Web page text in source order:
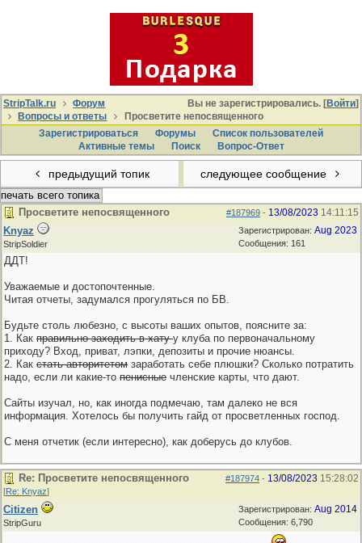
Вы не зарегистрировались. [Войти]
StripTalk.ru
Форум
Вопросы и ответы
Просветите непосвященного
Зарегистрироваться
Форумы
Список пользователей
Активные темы
Поиcк Вопрос-Ответ
предыдущий топик следующее сообщение
печать всего топика
#187969 - 13/08/2023 14:11:15
Просветите непосвященного
Зарегистрирован: Aug 2023
Сообщения: 161
Knyaz
StripSoldier
ДДТ!
Уважаемые и достопочтенные.
Читая отчеты, задумался прогуляться по БВ.
Будьте столь любезно, с высоты ваших опытов, поясните за:
1. Как правильно заходить в хатуу клуба по первоначальному
приходу? Вход, приват, лэпки, депозиты и прочие нюансы.
2. Как стать авторитетом заработать себе плюшки? Сколько потратить
надо, если ли какие-то пенисные членские карты, что дают.
Сайты изучал, но, как иногда подмечаю, там далеко не вся
информация. Хотелось бы получить гайд от просветленных господ.
С меня отчетик (если интересно), как доберусь до клубов.
#187974 - 13/08/2023 15:28:02
Re: Просветите непосвященного
[Re: Knyaz]
Зарегистрирован: Aug 2014
Сообщения: 6,790
Citizen
StripGuru